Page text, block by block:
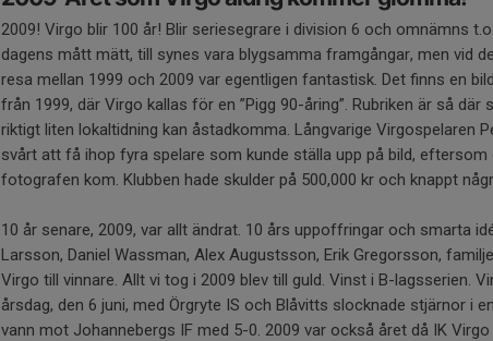
2009! Virgo blir 100 år! Blir seriesegrare i division 6 och omnämns
dagens mått mätt, till synes vara blygsamma framgångar, men vid
resa mellan 1999 och 2009 var egentligen fantastisk. Det finns en
från 1999, där Virgo kallas för en ”Pigg 90-åring”. Rubriken är så
riktigt liten lokaltidning kan åstadkomma. Långvarige Virgospelaren
svårt att få ihop fyra spelare som kunde ställa upp på bild,
fotografen kom. Klubben hade skulder på 500,000 kr och knappt
10 år senare, 2009, var allt ändrat. 10 års uppoffringar och smarta
Larsson, Daniel Wassman, Alex Augustsson, Erik Gregorsson,
Virgo till vinnare. Allt vi tog i 2009 blev till guld. Vinst i B-lagsserien.
årsdag, den 6 juni, med Örgryte IS och Blåvitts slocknade stjärnor i
vann mot Johannebergs IF med 5-0. 2009 var också året då IK